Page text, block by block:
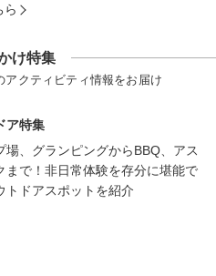
ら
け特集
クティビティ情報をお届け
ア特集
場、グランピングからBBQ、アス
まで！非日常体験を存分に堪能で
トドアスポットを紹介